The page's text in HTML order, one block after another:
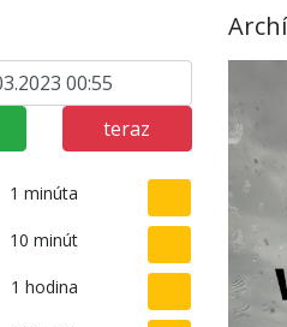
teraz
1 minúta
10 minút
1 hodina